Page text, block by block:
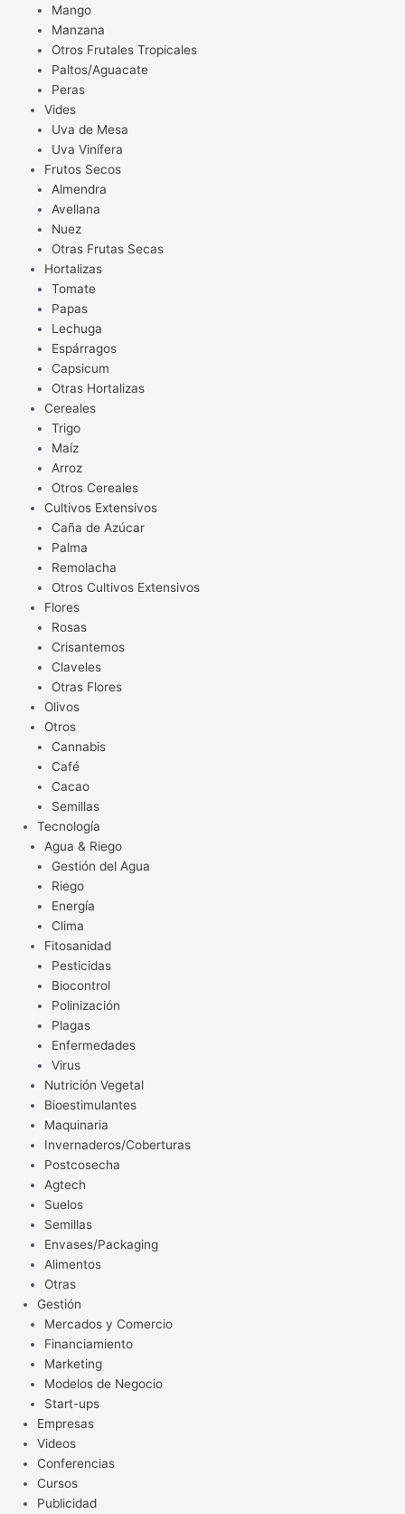
Mango
Manzana
Otros Frutales Tropicales
Paltos/Aguacate
Peras
Vides
Uva de Mesa
Uva Vinífera
Frutos Secos
Almendra
Avellana
Nuez
Otras Frutas Secas
Hortalizas
Tomate
Papas
Lechuga
Espárragos
Capsicum
Otras Hortalizas
Cereales
Trigo
Maíz
Arroz
Otros Cereales
Cultivos Extensivos
Caña de Azúcar
Palma
Remolacha
Otros Cultivos Extensivos
Flores
Rosas
Crisantemos
Claveles
Otras Flores
Olivos
Otros
Cannabis
Café
Cacao
Semillas
Tecnología
Agua & Riego
Gestión del Agua
Riego
Energía
Clima
Fitosanidad
Pesticidas
Biocontrol
Polinización
Plagas
Enfermedades
Virus
Nutrición Vegetal
Bioestimulantes
Maquinaria
Invernaderos/Coberturas
Postcosecha
Agtech
Suelos
Semillas
Envases/Packaging
Alimentos
Otras
Gestión
Mercados y Comercio
Financiamiento
Marketing
Modelos de Negocio
Start-ups
Empresas
Videos
Conferencias
Cursos
Publicidad